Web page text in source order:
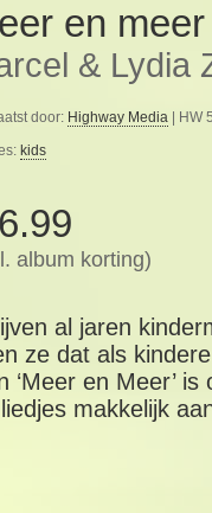
en meer
& Lydia
door: Highway Media | HW
kids
album korting)
al jaren
ze dat als
‘Meer en Meer’
makkelijk